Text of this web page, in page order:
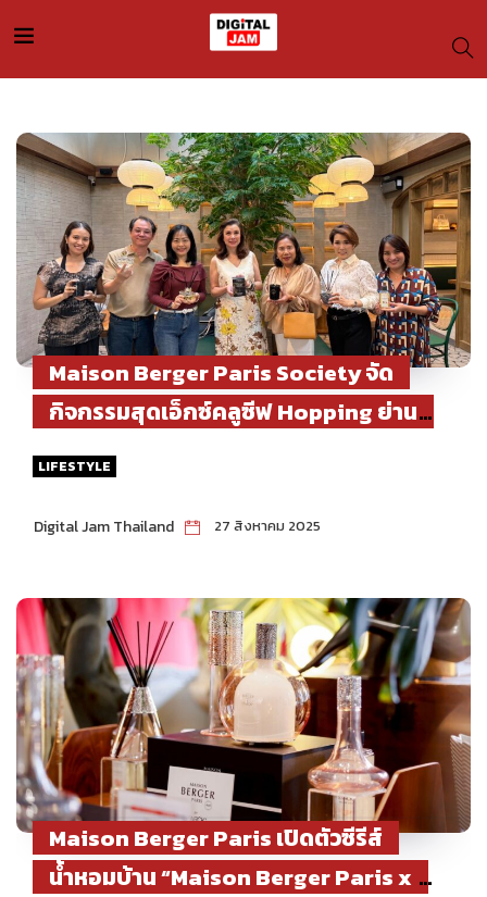
Maison Berger Paris Society จัด
กิจกรรมสุดเอ็กซ์คลูซีฟ Hopping ย่าน
อารีย์
LIFESTYLE
Digital Jam Thailand 27 สิงหาคม 2025
Maison Berger Paris เปิดตัวซีรีส์
น้ำหอมบ้าน “Maison Berger Paris x